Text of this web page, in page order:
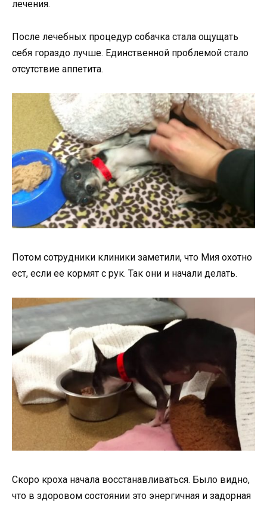
лечения.
После лечебных процедур собачка стала ощущать
себя гораздо лучше. Единственной проблемой стало
отсутствие аппетита.
Потом сотрудники клиники заметили, что Мия охотно
ест, если ее кормят с рук. Так они и начали делать.
Скоро кроха начала восстанавливаться. Было видно,
что в здоровом состоянии это энергичная и задорная